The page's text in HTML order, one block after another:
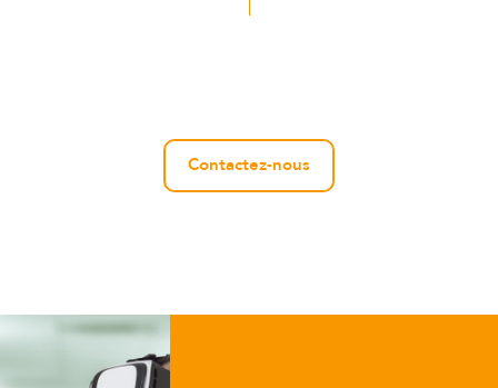
Contactez-nous